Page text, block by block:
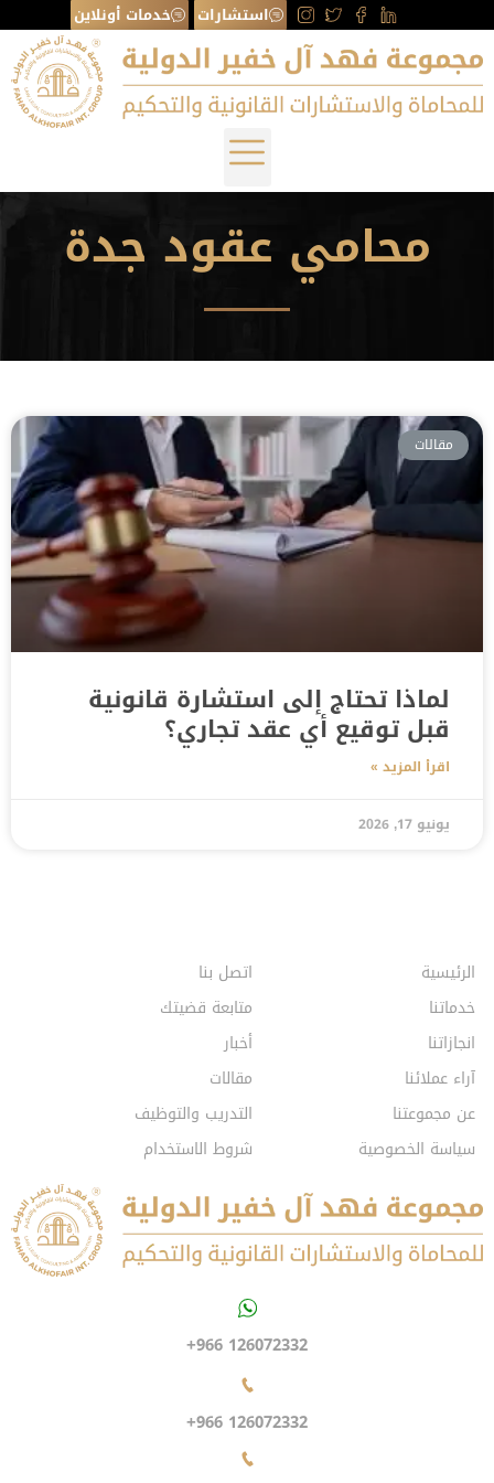
استشارات خدمات أونلاين
محامي عقود جدة
مقالات
لماذا تحتاج إلى استشارة قانونية
قبل توقيع أي عقد تجاري؟
اقرأ المزيد »
يونيو 17, 2026
الرئيسية
خدماتنا
انجازاتنا
آراء عملائنا
عن مجموعتنا
سياسة الخصوصية
اتصل بنا
متابعة قضيتك
أخبار
مقالات
التدريب والتوظيف
شروط الاستخدام
+966 126072332
+966 126072332